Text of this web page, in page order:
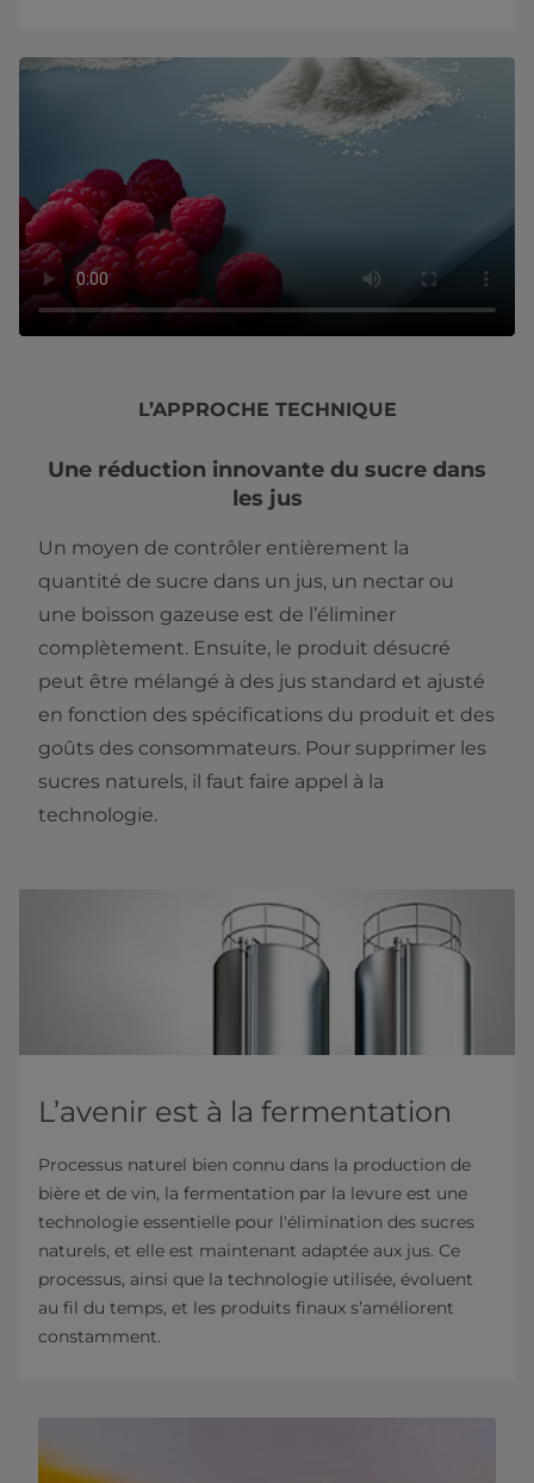
L’APPROCHE TECHNIQUE
Une réduction innovante du sucre dans
les jus
Un moyen de contrôler entièrement la
quantité de sucre dans un jus, un nectar ou
une boisson gazeuse est de l’éliminer
complètement. Ensuite, le produit désucré
peut être mélangé à des jus standard et ajusté
en fonction des spécifications du produit et des
goûts des consommateurs. Pour supprimer les
sucres naturels, il faut faire appel à la
technologie.
L’avenir est à la fermentation
Processus naturel bien connu dans la production de
bière et de vin, la fermentation par la levure est une
technologie essentielle pour l'élimination des sucres
naturels, et elle est maintenant adaptée aux jus. Ce
processus, ainsi que la technologie utilisée, évoluent
au fil du temps, et les produits finaux s’améliorent
constamment.